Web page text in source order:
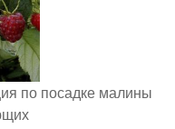
по посадке малины